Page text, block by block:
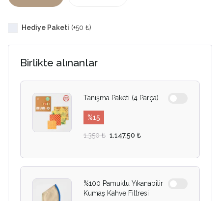
Hediye Paketi (+50 ₺)
Birlikte alınanlar
Tanışma Paketi (4 Parça)
%15
1.350 ₺ 1.147,50 ₺
%100 Pamuklu Yıkanabilir
Kumaş Kahve Filtresi